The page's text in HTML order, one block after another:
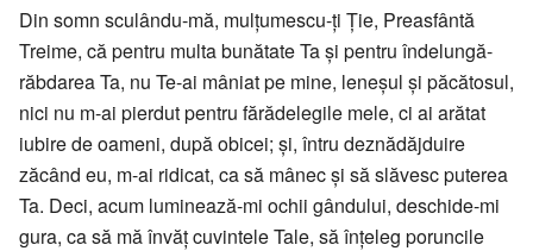
Din somn sculându-mă, mulțumescu-ți Ție, Preasfântă
Treime, că pentru multa bunătate Ta și pentru îndelungă-
răbdarea Ta, nu Te-ai mâniat pe mine, leneșul și păcătosul,
nici nu m-ai pierdut pentru fărădelegile mele, ci ai arătat
iubire de oameni, după obicei; și, întru deznădăjduire
zăcând eu, m-ai ridicat, ca să mânec și să slăvesc puterea
Ta. Deci, acum luminează-mi ochii gândului, deschide-mi
gura, ca să mă învăț cuvintele Tale, să înțeleg poruncile